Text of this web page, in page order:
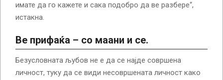
имате да го кажете и сака подобро да ве разбере“,
истакна.
Ве прифаќа – со маани и се.
Безусловната љубов не е да се најде совршена
личност, туку да се види несовршената личност како